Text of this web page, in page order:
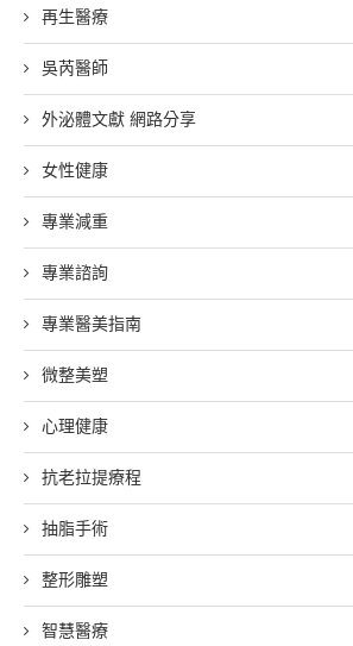
再生醫療
吳芮醫師
外泌體文獻 網路分享
女性健康
專業減重
專業諮詢
專業醫美指南
微整美塑
心理健康
抗老拉提療程
抽脂手術
整形雕塑
智慧醫療